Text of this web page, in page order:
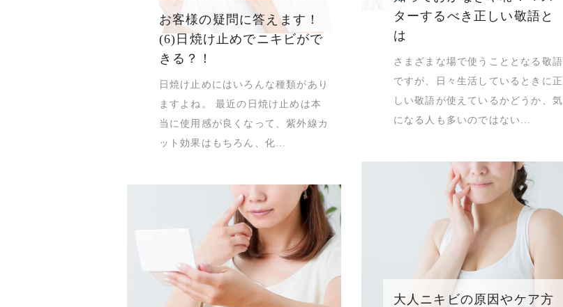
ターするべき正しい敬語と
は
さまざまな場で使うこととなる敬語
ですが、日々生活しているときに正
しい敬語が使えているかどうか、気
になる人も多いのではない…
お客様の疑問に答えます！
(6)日焼け止めでニキビがで
きる？！
日焼け止めにはいろんな種類があり
ますよね。 最近の日焼け止めは本
当に使用感が良くなって、紫外線カ
ット効果はもちろん、化…
大人ニキビの原因やケア方